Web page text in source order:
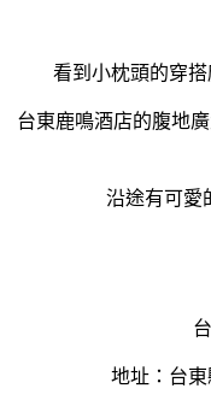
看到小枕頭的穿
台東鹿鳴酒店的腹地
沿途有可愛
地址：台